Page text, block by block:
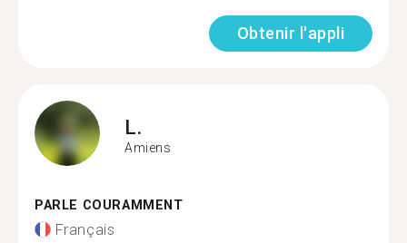
Obtenir l'appli
L.
Amiens
PARLE COURAMMENT
Français